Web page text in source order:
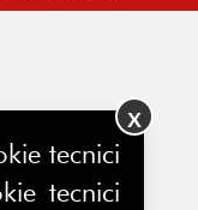
tecnici
tecnici
X